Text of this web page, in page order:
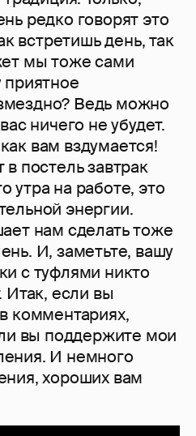
редко говорят это
встретишь день, так
мы тоже сами
приятное
Ведь можно
ничего не убудет.
вам вздумается!
постель завтрак
утра на работе, это
энергии.
нам сделать тоже
И, заметьте, вашу
с туфлями никто
Итак, если вы
комментариях,
вы поддержите мои
И немного
хороших вам